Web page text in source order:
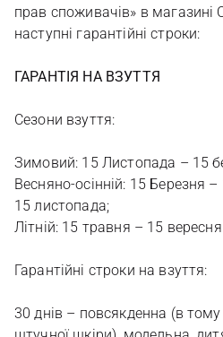
прав споживачів» в магазині
наступні гарантійні строки:
ГАРАНТІЯ НА ВЗУТТЯ
Сезони взуття:
Зимовий: 15 Листопада – 15
Весняно-осінній: 15 Березня
15 листопада;
Літній: 15 травня – 15
Гарантійні строки на взуття:
30 днів – повсякденна (в тому